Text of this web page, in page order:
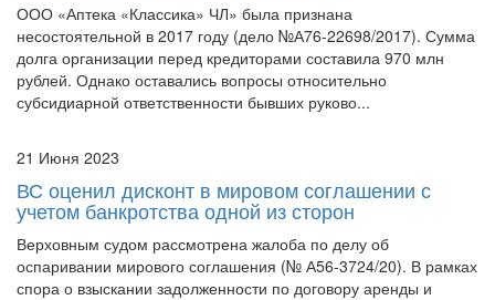
ООО «Аптека «Классика» ЧЛ» была признана
несостоятельной в 2017 году (дело №А76-22698/2017). Сумма
долга организации перед кредиторами составила 970 млн
рублей. Однако оставались вопросы относительно
субсидиарной ответственности бывших руково...
21 Июня 2023
ВС оценил дисконт в мировом соглашении с
учетом банкротства одной из сторон
Верховным судом рассмотрена жалоба по делу об
оспаривании мирового соглашения (№ А56-3724/20). В рамках
спора о взыскании задолженности по договору аренды и